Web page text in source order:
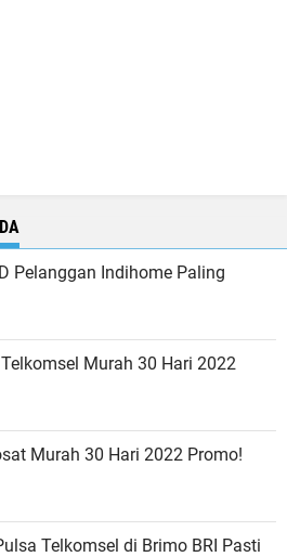
Pelanggan Indihome Paling
Murah 30 Hari 2022
Murah 30 Hari 2022 Promo!
Telkomsel di Brimo BRI Pasti